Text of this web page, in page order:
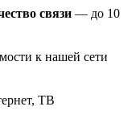
связи — до 10
к нашей сети
ТВ